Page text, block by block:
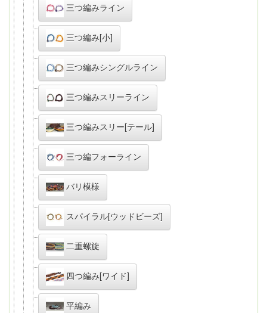
三つ編みライン
三つ編み[小]
三つ編みシングルライン
三つ編みスリーライン
三つ編みスリー[テール]
三つ編フォーライン
バリ模様
スパイラル[ウッドビーズ]
二重螺旋
四つ編み[ワイド]
平編み